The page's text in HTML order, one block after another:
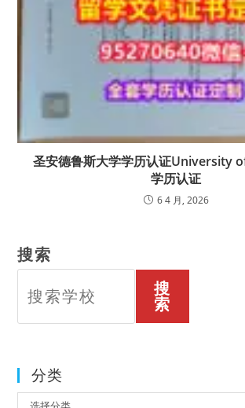
圣安德鲁斯大学学历认证University
学历认证
6 4 月, 2026
搜索
搜
索
分类